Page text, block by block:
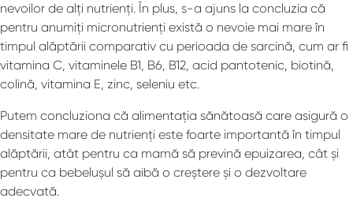
nevoilor de alți nutrienți. În plus, s-a ajuns la concluzia că
pentru anumiți micronutrienți există o nevoie mai mare în
timpul alăptării comparativ cu perioada de sarcină, cum ar fi
vitamina C, vitaminele B1, B6, B12, acid pantotenic, biotină,
colină, vitamina E, zinc, seleniu etc.
Putem concluziona că alimentația sănătoasă care asigură o
densitate mare de nutrienți este foarte importantă în timpul
alăptării, atât pentru ca mamă să prevină epuizarea, cât și
pentru ca bebelușul să aibă o creștere și o dezvoltare
adecvată.